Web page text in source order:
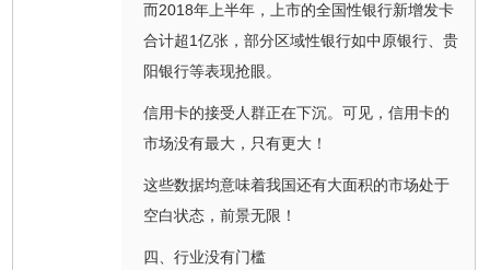
而2018年上半年，上市的全国性银行新增发卡
合计超1亿张，部分区域性银行如中原银行、贵
阳银行等表现抢眼。
信用卡的接受人群正在下沉。可见，信用卡的
市场没有最大，只有更大！
这些数据均意味着我国还有大面积的市场处于
空白状态，前景无限！
四、行业没有门槛